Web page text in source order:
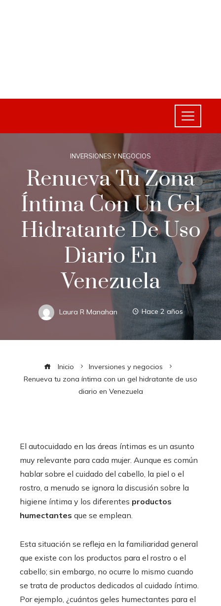
INVERSIONES Y NEGOCIOS
Renueva Tu Zona
Íntima Con Un Gel
Hidratante De Uso
Diario En
Venezuela
Laura R Manahan Hace 2 años
Inicio
Inversiones y negocios
Renueva tu zona íntima con un gel hidratante de uso
diario en Venezuela
El autocuidado en las áreas íntimas es un asunto
muy relevante para cada mujer. Aunque es común
hablar sobre el cuidado del cabello, la piel o el
rostro, a menudo se ignora la discusión sobre la
higiene íntima y los diferentes productos
humectantes que se emplean.
Esta situación se refleja en la familiaridad general
que existe con los productos para el rostro o el
cabello; sin embargo, no ocurre lo mismo cuando
se trata de productos dedicados al cuidado íntimo.
Por ejemplo, ¿cuántos geles humectantes para el